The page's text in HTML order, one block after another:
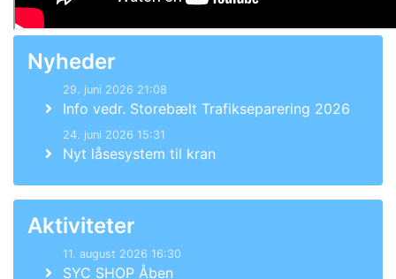
Nyheder
29. juni 2026 21:08
Info vedr. Storebælt Trafikseparering 2026
24. juni 2026 15:31
Nyt låsesystem til kran
Aktiviteter
11. august 2026 16:30
SYC SHOP Åben